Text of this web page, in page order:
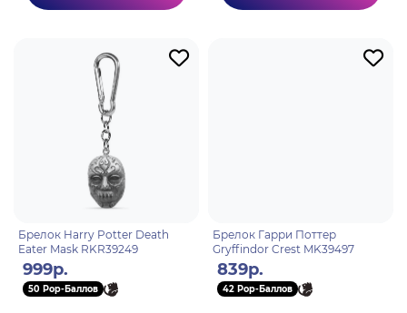
Брелок Harry Potter Death
Eater Mask RKR39249
999р.
50 Pop-Баллов
Брелок Гарри Поттер
Gryffindor Crest MK39497
839р.
42 Pop-Баллов